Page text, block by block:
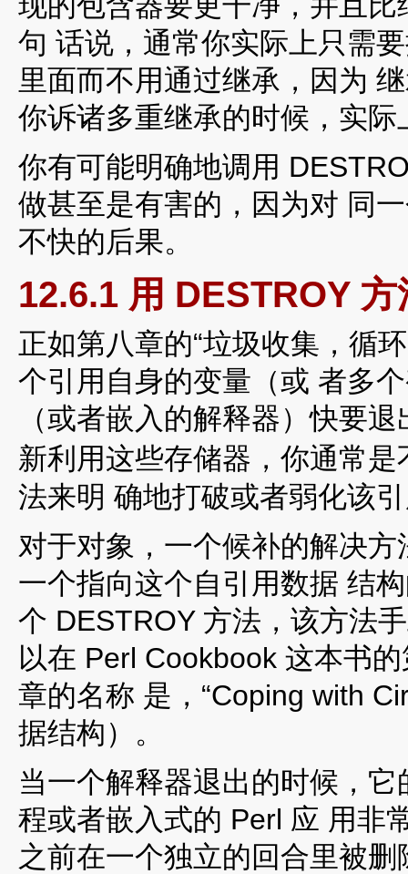
句 话说，通常你实际上只需
里面而不用通过继承，因为
你诉诸多重继承的时候，实
你有可能明确地调用
做甚至是有害的，因为对 同
不快的后果。
12.6.1 用 DESTROY
正如第八章的“垃圾收集，循
个引用自身的变量（或 者多
（或者嵌入的解释器）快要
新利用这些存储器，你通常
法来明 确地打破或者弱化该
对于对象，一个候补的解决
一个指向这个自引用数据 结
个 DESTROY 方法，该方法
以在 Perl Cookbook 这本书
章的名称 是，“Coping with
据结构）。
当一个解释器退出的时候，
程或者嵌入式的 Perl 应 用非
之前在一个独立的回合里被